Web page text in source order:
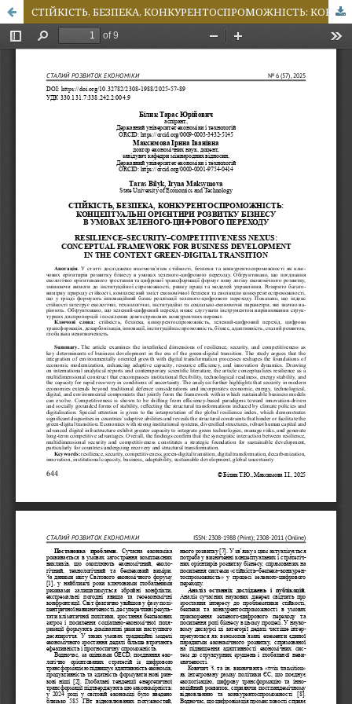
СТІЙКІСТЬ, БЕЗПЕКА, КОНКУРЕНТОСПРОМОЖНІСТЬ: КОНЦЕПТУАЛЬНІ ОРІЄНТИРИ РОЗВИТКУ БІЗНЕСУ В УМОВАХ ЗЕЛЕНОГО-ЦИФРОВОГО ПЕРЕХОДУ